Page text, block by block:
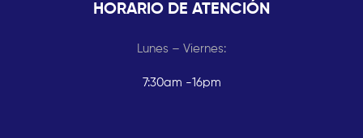
HORARIO DE ATENCIÓN
Lunes – Viernes:
7:30am -16pm